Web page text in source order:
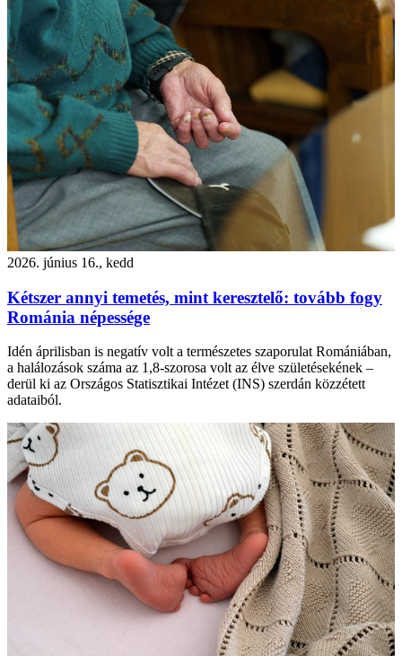
2026. június 16., kedd
Kétszer annyi temetés, mint keresztelő: tovább fogy
Románia népessége
Idén áprilisban is negatív volt a természetes szaporulat Romániában,
a halálozások száma az 1,8-szorosa volt az élve születésekének –
derül ki az Országos Statisztikai Intézet (INS) szerdán közzétett
adataiból.